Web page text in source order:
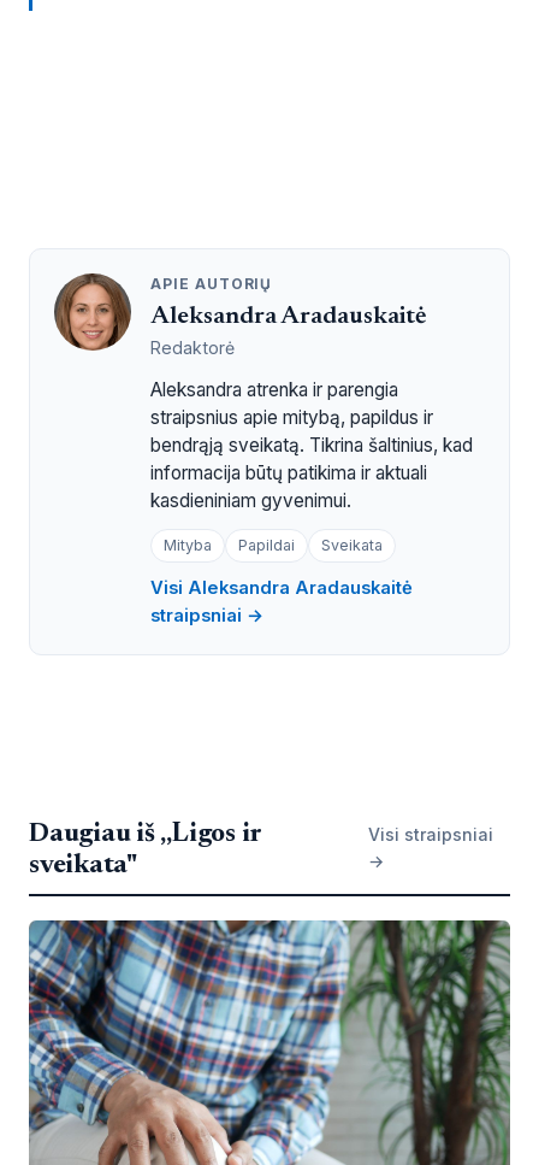
APIE AUTORIŲ
Aleksandra Aradauskaitė
Redaktorė
Aleksandra atrenka ir parengia
straipsnius apie mitybą, papildus ir
bendrąją sveikatą. Tikrina šaltinius, kad
informacija būtų patikima ir aktuali
kasdieniniam gyvenimui.
Mityba Papildai Sveikata
Visi Aleksandra Aradauskaitė
straipsniai →
Daugiau iš „Ligos ir
sveikata"
Visi straipsniai
→